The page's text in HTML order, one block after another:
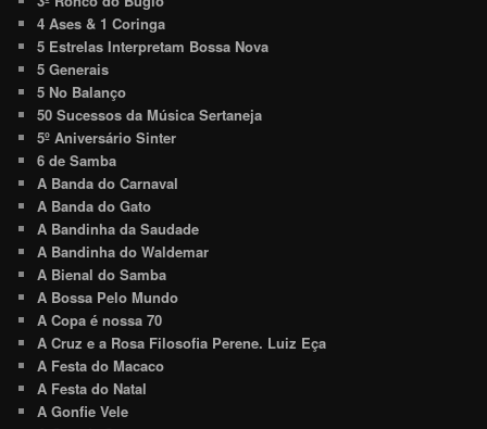
4 Ases & 1 Coringa
5 Estrelas Interpretam Bossa Nova
5 Generais
5 No Balanço
50 Sucessos da Música Sertaneja
5º Aniversário Sinter
6 de Samba
A Banda do Carnaval
A Banda do Gato
A Bandinha da Saudade
A Bandinha do Waldemar
A Bienal do Samba
A Bossa Pelo Mundo
A Copa é nossa 70
A Cruz e a Rosa Filosofia Perene. Luiz Eça
A Festa do Macaco
A Festa do Natal
A Gonfie Vele